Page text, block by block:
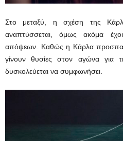
Στο μεταξύ, η σχέση της
αναπτύσσεται, όμως ακόμα
απόψεων. Καθώς η Κάρλα
γίνουν θυσίες στον αγώνα για
δυσκολεύεται να συμφωνήσει.